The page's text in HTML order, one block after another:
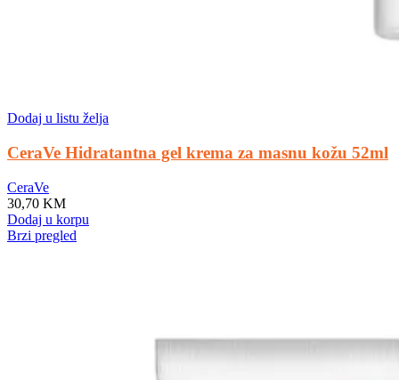
Dodaj u listu želja
CeraVe Hidratantna gel krema za masnu kožu 52ml
CeraVe
30,70 KM
Dodaj u korpu
Brzi pregled